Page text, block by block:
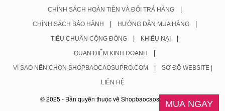
MUA NGAY
CHÍNH SÁCH HOÀN TIỀN VÀ ĐỔI TRẢ HÀNG |
CHÍNH SÁCH BẢO HÀNH | HƯỚNG DẪN MUA HÀNG |
TIÊU CHUẨN CỘNG ĐỒNG | KHIẾU NẠI |
QUAN ĐIỂM KINH DOANH |
VÌ SAO NÊN CHỌN SHOPBAOCAOSUPRO.COM | SƠ ĐỒ WEBSITE |
LIÊN HỆ
© 2025 - Bản quyền thuộc về Shopbaocaosupro.com